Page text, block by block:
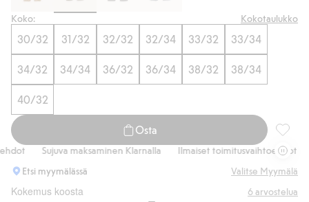
Koko: Kokotaulukko
30/32 31/32 32/32 32/34 33/32 33/34
34/32 34/34 36/32 36/34 38/32 38/34
40/32
Osta
Sujuva maksaminen Klarnalla Ilmaiset toimitusvaihtoehdot
Etsi myymälässä
Valitse Myymälä
Kokemus koosta 6 arvostelua